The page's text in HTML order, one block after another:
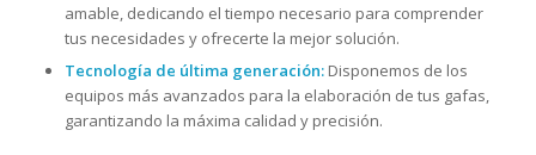
amable, dedicando el tiempo necesario para comprender
tus necesidades y ofrecerte la mejor solución.
Tecnología de última generación:Disponemos de los
equipos más avanzados para la elaboración de tus gafas,
garantizando la máxima calidad y precisión.